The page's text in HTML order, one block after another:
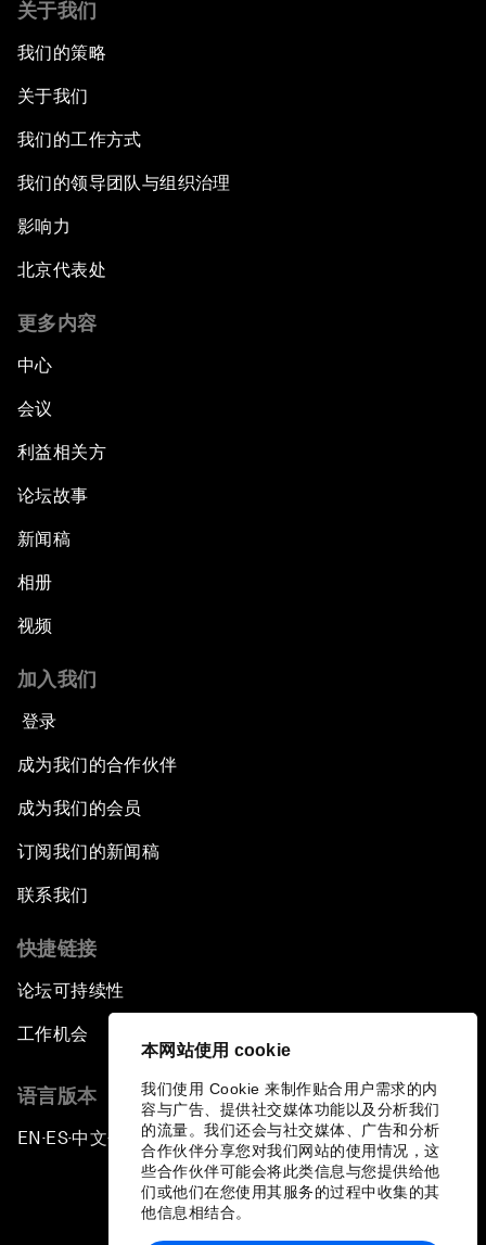
本网站使用 cookie
我们使用 Cookie 来制作贴合用户需求的内
容与广告、提供社交媒体功能以及分析我们
的流量。我们还会与社交媒体、广告和分析
合作伙伴分享您对我们网站的使用情况，这
些合作伙伴可能会将此类信息与您提供给他
们或他们在您使用其服务的过程中收集的其
他信息相结合。
关于我们
我们的策略
关于我们
我们的工作方式
我们的领导团队与组织治理
影响力
北京代表处
更多内容
中心
会议
利益相关方
论坛故事
新闻稿
相册
视频
加入我们
登录
成为我们的合作伙伴
成为我们的会员
订阅我们的新闻稿
联系我们
快捷链接
论坛可持续性
工作机会
语言版本
EN ▪ES▪中文▪ 日本語